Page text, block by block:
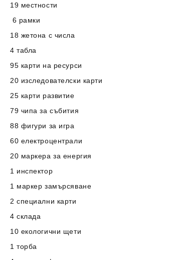
19 местности
6 рамки
18 жетона с числа
4 табла
95 карти на ресурси
20 изследователски карти
25 карти развитие
79 чипа за събития
88 фигури за игра
60 електроцентрали
20 маркера за енергия
1 инспектор
1 маркер замърсяване
2 специални карти
4 склада
10 екологични щети
1 торба